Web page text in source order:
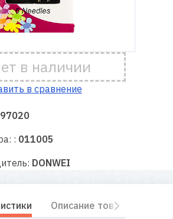
в наличии
в сравнение
97020
: 011005
DONWEI
Описание товара